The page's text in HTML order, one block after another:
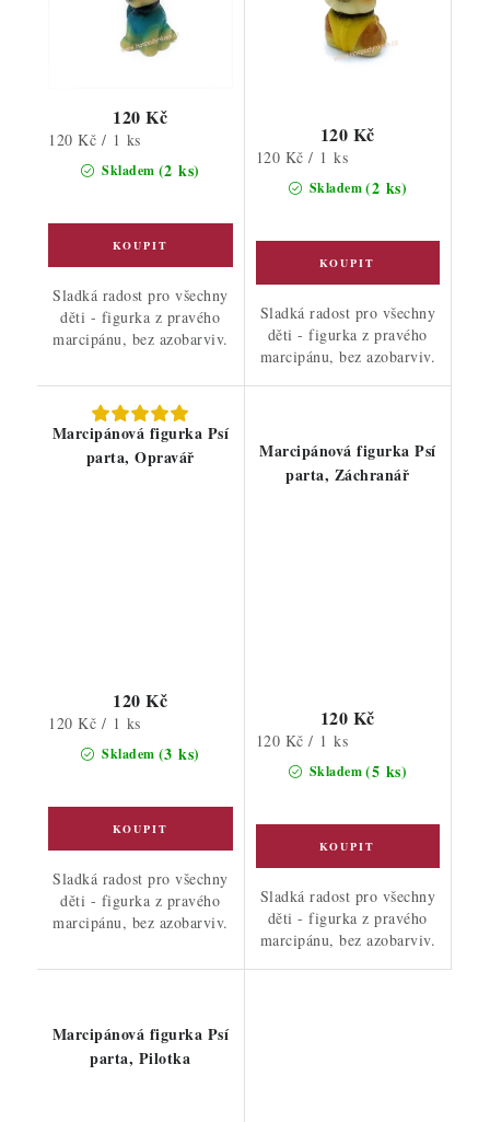
Skladem (2 ks)
120 Kč
Měrná
120 Kč / 1 ks
Sladká radost pro všechny
děti - figurka z pravého
marcipánu, bez azobarviv.
Skladem(2 ks)
120 Kč
Měrná
120 Kč / 1 ks
Sladká radost pro všechny
děti - figurka z pravého
marcipánu, bez azobarviv.
Marcipánová figurka Psí
parta, Opravář
Skladem (3 ks)
120 Kč
Měrná
120 Kč / 1 ks
Sladká radost pro všechny
děti - figurka z pravého
marcipánu, bez azobarviv.
Marcipánová figurka Psí
parta, Záchranář
Skladem(5 ks)
120 Kč
Měrná
120 Kč / 1 ks
Sladká radost pro všechny
děti - figurka z pravého
marcipánu, bez azobarviv.
Marcipánová figurka Psí
parta, Pilotka